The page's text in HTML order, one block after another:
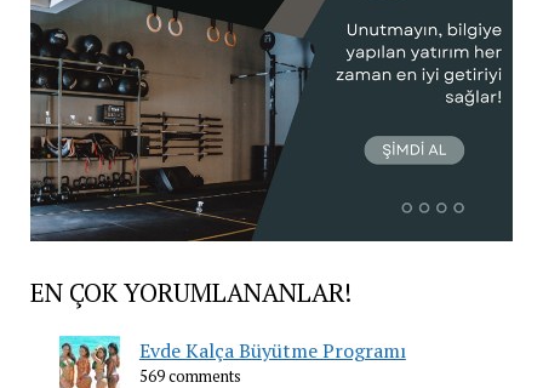
EN ÇOK YORUMLANANLAR!
Evde Kalça Büyütme Programı
569 comments